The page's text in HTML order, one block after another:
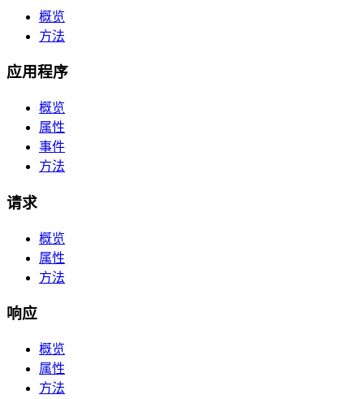
概览
方法
应用程序
概览
属性
事件
方法
请求
概览
属性
方法
响应
概览
属性
方法